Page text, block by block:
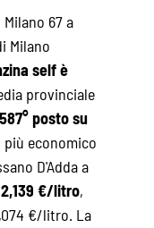
67 a
Milano
self è
provinciale
587° posto su
più economico
D'Adda a
2,139 €/litro,
€/litro. La